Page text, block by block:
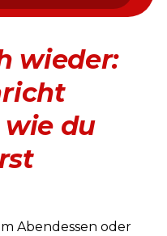
wieder:
du
Abendessen oder